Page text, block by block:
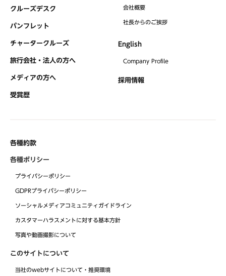
クルーズデスク
パンフレット
チャータークルーズ
旅行会社・法人の方へ
メディアの方へ
受賞歴
会社概要
社⻑からのご挨拶
English
Company Profile
採用情報
各種約款
各種ポリシー
プライバシーポリシー
GDPRプライバシーポリシー
ソーシャルメディアコミュニティガイドライン
カスタマーハラスメントに対する基本方針
写真や動画撮影について
このサイトについて
当社のwebサイトについて・推奨環境